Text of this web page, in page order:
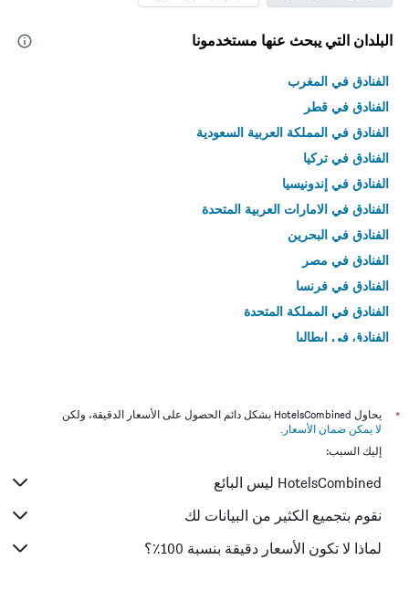
البلدان التي يبحث عنها مستخدمونا
الفنادق في المغرب
الفنادق في قطر
الفنادق في المملكة العربية السعودية
الفنادق في تركيا
الفنادق في إندونيسيا
الفنادق في الامارات العربية المتحدة
الفنادق في البحرين
الفنادق في مصر
الفنادق في فرنسا
الفنادق في المملكة المتحدة
الفنادق في إيطاليا
*
يحاول HotelsCombined بشكل دائم الحصول على الأسعار الدقيقة، ولكن
لا يمكن ضمان الأسعار .
إليك السبب:
HotelsCombined ليس البائع
نقوم بتجميع الكثير من البيانات لك
لماذا لا تكون الأسعار دقيقة بنسبة 100٪؟